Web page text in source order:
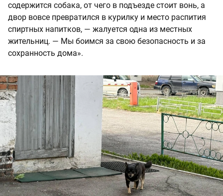
содержится собака, от чего в подъезде стоит вонь, а
двор вовсе превратился в курилку и место распития
спиртных напитков, — жалуется одна из местных
жительниц. — Мы боимся за свою безопасность и за
сохранность дома».